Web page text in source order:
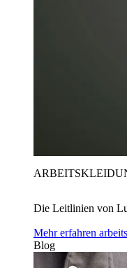
Die Leitlinien von
Mehr erfahren
Blog